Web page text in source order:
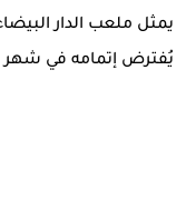
يمثل ملعب الدار
يُفترض إتمامه في شهر